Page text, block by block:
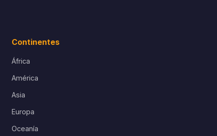
Continentes
África
América
Asia
Europa
Oceanía